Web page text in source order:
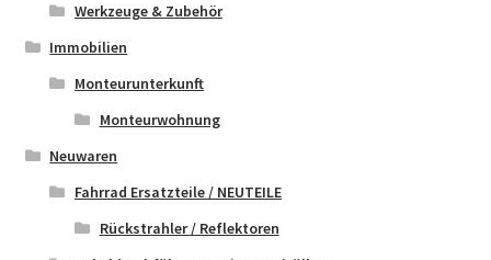
Werkzeuge & Zubehör
Immobilien
Monteurunterkunft
Monteurwohnung
Neuwaren
Fahrrad Ersatzteile / NEUTEILE
Rückstrahler / Reflektoren